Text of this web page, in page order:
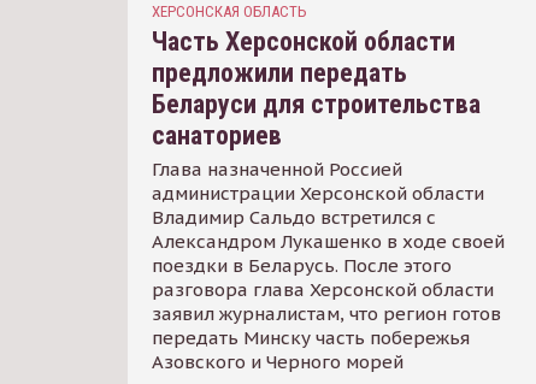
ХЕРСОНСКАЯ ОБЛАСТЬ
Часть Херсонской области
предложили передать
Беларуси для строительства
санаториев
Глава назначенной Россией
администрации Херсонской области
Владимир Сальдо встретился с
Александром Лукашенко в ходе своей
поездки в Беларусь. После этого
разговора глава Херсонской области
заявил журналистам, что регион готов
передать Минску часть побережья
Азовского и Черного морей